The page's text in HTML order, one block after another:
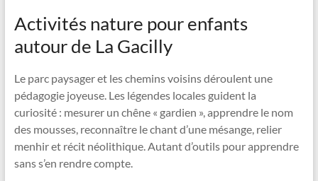
Activités nature pour enfants
autour de La Gacilly
Le parc paysager et les chemins voisins déroulent une
pédagogie joyeuse. Les légendes locales guident la
curiosité : mesurer un chêne « gardien », apprendre le nom
des mousses, reconnaître le chant d’une mésange, relier
menhir et récit néolithique. Autant d’outils pour apprendre
sans s’en rendre compte.